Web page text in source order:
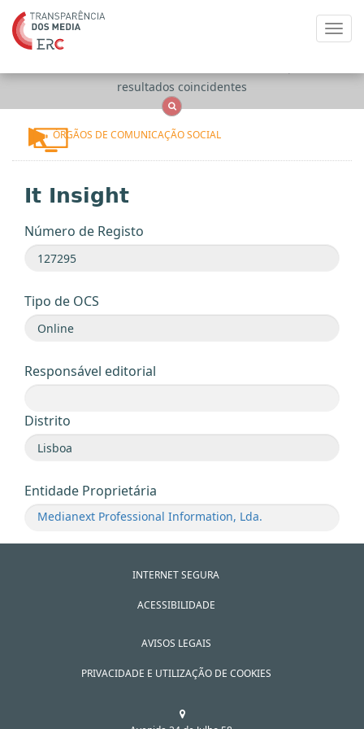
resultados coincidentes
ÓRGÃOS DE COMUNICAÇÃO SOCIAL
It Insight
Número de Registo
Tipo de OCS
Responsável editorial
Distrito
Entidade Proprietária
Medianext Professional Information, Lda.
INTERNET SEGURA
ACESSIBILIDADE
AVISOS LEGAIS
PRIVACIDADE E UTILIZAÇÃO DE COOKIES